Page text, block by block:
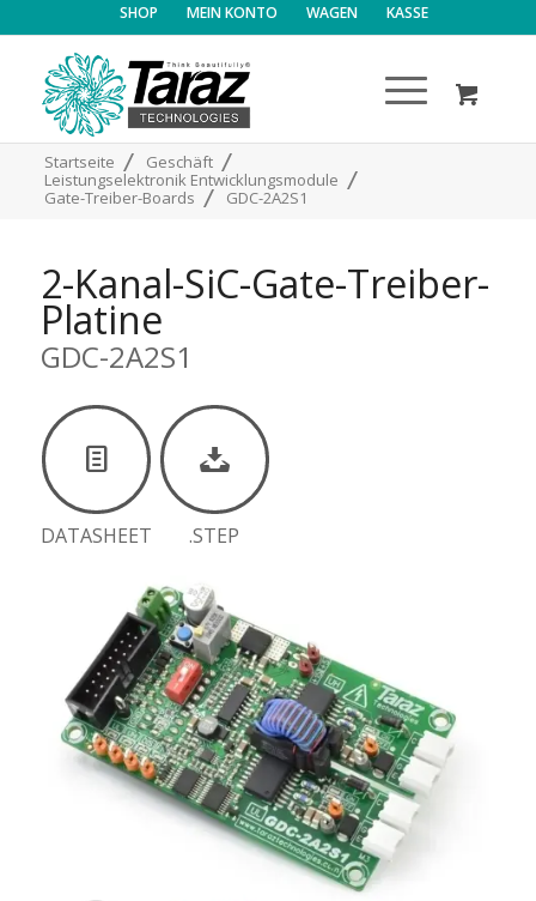
SHOP MEIN KONTO WAGEN KASSE
Startseite / Geschäft /
Leistungselektronik Entwicklungsmodule /
Gate-Treiber-Boards / GDC-2A2S1
2-Kanal-SiC-Gate-Treiber-
Platine
GDC-2A2S1
DATASHEET .STEP